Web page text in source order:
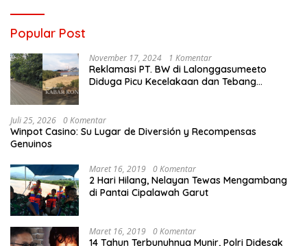
Popular Post
November 17, 2024 1 Komentar
Reklamasi PT. BW di Lalonggasumeeto
Diduga Picu Kecelakaan dan Tebang
Juli 25, 2026 0 Komentar
Winpot Casino: Su Lugar de Diversión y Recompensas
Genuinos
Maret 16, 2019 0 Komentar
2 Hari Hilang, Nelayan Tewas Mengambang
di Pantai Cipalawah Garut
Maret 16, 2019 0 Komentar
14 Tahun Terbunuhnya Munir, Polri Didesak